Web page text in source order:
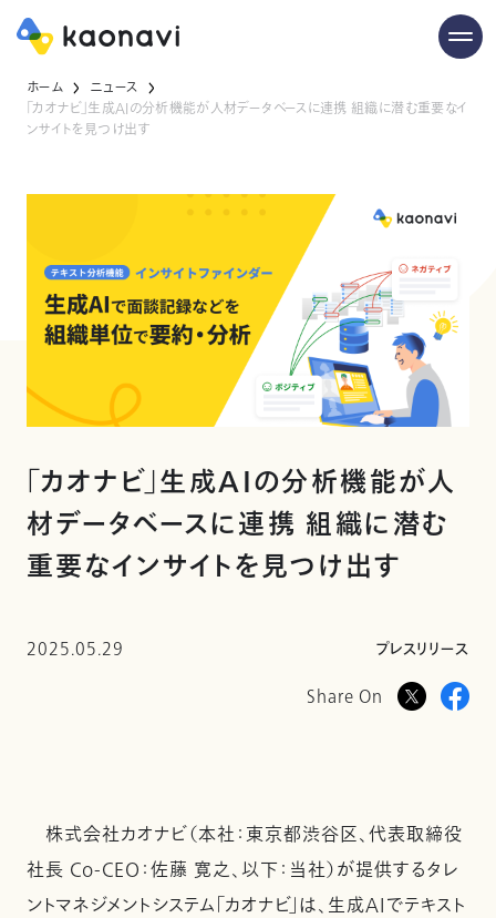
ホーム
ニュース
「カオナビ」生成AIの分析機能が人材データベースに連携 組織に潜む重要なイ
ンサイトを見つけ出す
「カオナビ」生成AIの分析機能が人
材データベースに連携 組織に潜む
重要なインサイトを見つけ出す
2025.05.29 プレスリリース
Share On
株式会社カオナビ（本社：東京都渋谷区、代表取締役
社長 Co-CEO：佐藤 寛之、以下：当社）が提供するタレ
ントマネジメントシステム「カオナビ」は、生成AIでテキスト